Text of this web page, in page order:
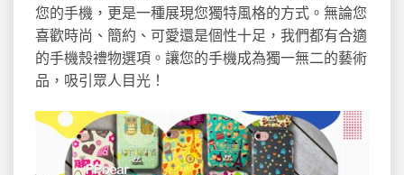
您的手機，更是一種展現您獨特風格的方式。無論您
喜歡時尚、簡約、可愛還是個性十足，我們都有合適
的手機殼禮物選項。讓您的手機成為獨一無二的藝術
品，吸引眾人目光！